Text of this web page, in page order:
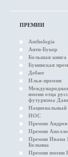
ПРЕМИИ
Anthologia
Анти-Букер
Большая книга
Бунинская
Дебют
Илья-премия
имени отца
футуризма
Национальный
НОС
Премия Андрея
Премия
Премия Ивана
Белкина
Премия имени